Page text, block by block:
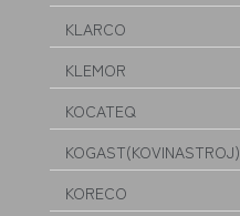
KLARCO
KLEMOR
KOCATEQ
KOGAST(KOVINASTROJ)
KORECO